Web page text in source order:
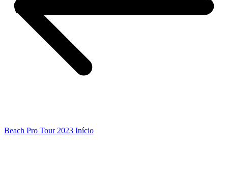
Beach Pro Tour 2023 Início